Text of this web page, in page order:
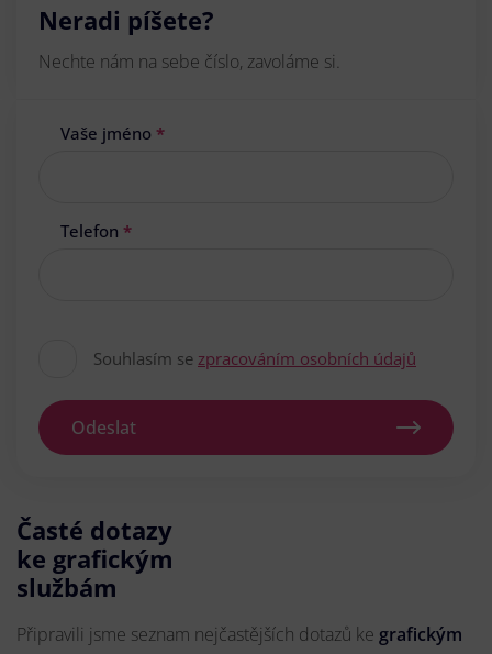
Neradi píšete?
Nechte nám na sebe číslo, zavoláme si.
Vaše jméno *
Telefon *
Souhlasím se zpracováním osobních údajů
Odeslat
Časté dotazy
ke grafickým
službám
Připravili jsme seznam nejčastějších dotazů ke grafickým